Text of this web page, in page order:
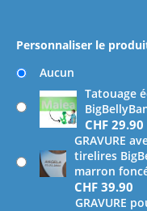
Personnaliser le
Aucun
Tatouage
CHF 29.90
GRAVURE
tirelires
marron
CHF 39.90
GRAVURE